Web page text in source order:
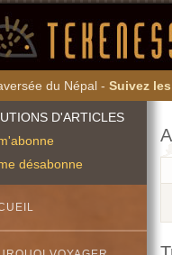
du Népal - Suivez
D'ARTICLES
désabonne